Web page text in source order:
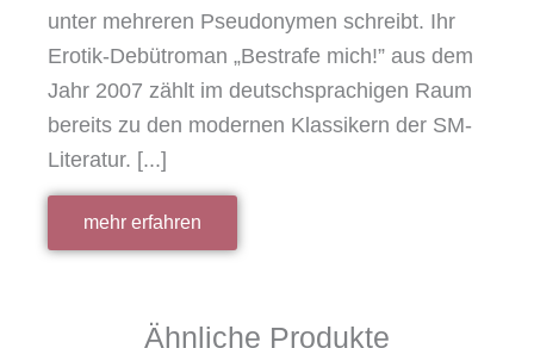
unter mehreren Pseudonymen schreibt. Ihr
Erotik-Debütroman „Bestrafe mich!” aus dem
Jahr 2007 zählt im deutschsprachigen Raum
bereits zu den modernen Klassikern der SM-
Literatur. [...]
mehr erfahren
Ähnliche Produkte